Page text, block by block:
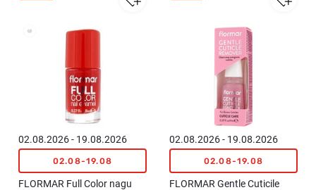
02.08.2026 - 19.08.2026
02.08-19.08
FLORMAR Full Color nagu
02.08.2026 - 19.08.2026
02.08-19.08
FLORMAR Gentle Cuticile